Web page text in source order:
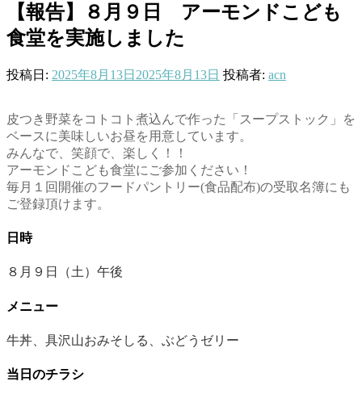
【報告】８月９日 アーモンドこども
食堂を実施しました
投稿日: 2025年8月13日 2025年8月13日 投稿者: acn
皮つき野菜をコトコト煮込んで作った「スープストック」を
ベースに美味しいお昼を用意しています。
みんなで、笑顔で、楽しく！！
アーモンドこども食堂にご参加ください！
毎月１回開催のフードパントリー(食品配布)の受取名簿にも
ご登録頂けます。
日時
８月９日（土）午後
メニュー
牛丼、具沢山おみそしる、ぶどうゼリー
当日のチラシ